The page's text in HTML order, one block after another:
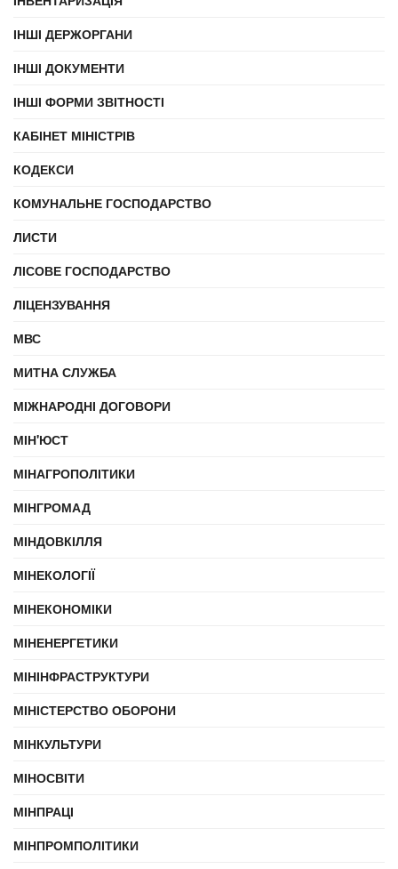
ІНШІ ДЕРЖОРГАНИ
ІНШІ ДОКУМЕНТИ
ІНШІ ФОРМИ ЗВІТНОСТІ
КАБІНЕТ МІНІСТРІВ
КОДЕКСИ
КОМУНАЛЬНЕ ГОСПОДАРСТВО
ЛИСТИ
ЛІСОВЕ ГОСПОДАРСТВО
ЛІЦЕНЗУВАННЯ
МВС
МИТНА СЛУЖБА
МІЖНАРОДНІ ДОГОВОРИ
МІН'ЮСТ
МІНАГРОПОЛІТИКИ
МІНГРОМАД
МІНДОВКІЛЛЯ
МІНЕКОЛОГІЇ
МІНЕКОНОМІКИ
МІНЕНЕРГЕТИКИ
МІНІНФРАСТРУКТУРИ
МІНІСТЕРСТВО ОБОРОНИ
МІНКУЛЬТУРИ
МІНОСВІТИ
МІНПРАЦІ
МІНПРОМПОЛІТИКИ